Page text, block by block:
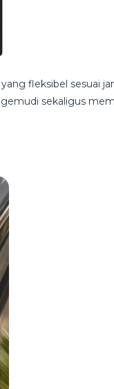
fleksibel sesuai
sekaligus